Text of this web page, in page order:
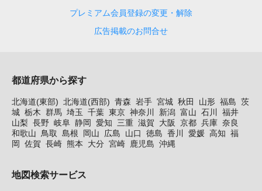
プレミアム会員登録の変更・解除
広告掲載のお問合せ
都道府県から探す
北海道(東部) 北海道(西部) 青森 岩手 宮城 秋田 山形 福島 茨
城 栃木 群馬 埼玉 千葉 東京 神奈川 新潟 富山 石川
福井
山梨 長野 岐阜 静岡 愛知 三重 滋賀 大阪 京都 兵庫 奈良
和歌山 鳥取 島根 岡山 広島 山口 徳島 香川 愛媛 高知 福
岡
佐賀 長崎 熊本 大分 宮崎 鹿児島 沖縄
地図検索サービス